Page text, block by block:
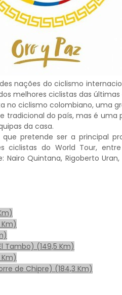
nações do ciclismo
melhores ciclistas das últimas
no ciclismo colombiano, uma
tradicional do país, mas é uma
da casa.
que pretende ser a principal
ciclistas do World Tour,
Quintana, Rigoberto
Tambo) (149,5 Km)
Km)
de Chipre) (184,3 Km)